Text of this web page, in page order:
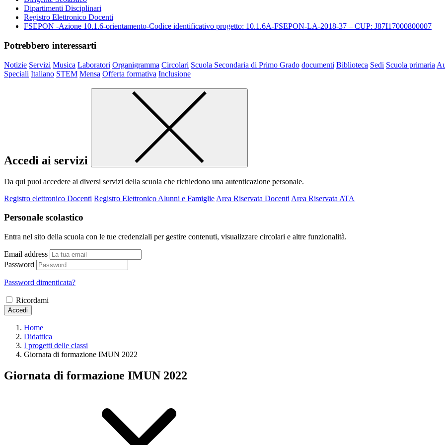
Dipartimenti Disciplinari
Registro Elettronico Docenti
FSEPON -Azione 10.1.6-orientamento-Codice identificativo progetto: 10.1.6A-FSEPON-LA-2018-37 – CUP: J87I17000800007
Potrebbero interessarti
Notizie Servizi Musica Laboratori Organigramma Circolari Scuola Secondaria di Primo Grado documenti Biblioteca Sedi Scuola primaria
Speciali Italiano STEM Mensa Offerta formativa Inclusione
Accedi ai servizi
Da qui puoi accedere ai diversi servizi della scuola che richiedono una autenticazione personale.
Registro elettronico Docenti Registro Elettronico Alunni e Famiglie Area Riservata Docenti Area Riservata ATA
Personale scolastico
Entra nel sito della scuola con le tue credenziali per gestire contenuti, visualizzare circolari e altre funzionalità.
Email address
Password
Password dimenticata?
Ricordami
Accedi
Home
Didattica
I progetti delle classi
Giornata di formazione IMUN 2022
Giornata di formazione IMUN 2022